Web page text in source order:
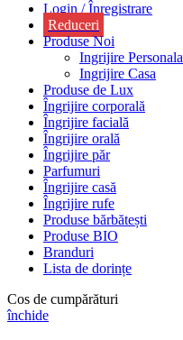
Login / Înregistrare
Reduceri
Produse Noi
Ingrijire Personala
Ingrijire Casa
Produse de Lux
Îngrijire corporală
Îngrijire facială
Îngrijire orală
Îngrijire păr
Parfumuri
Îngrijire casă
Îngrijire rufe
Produse bărbătești
Produse BIO
Branduri
Lista de dorințe
Cos de cumpărături
închide